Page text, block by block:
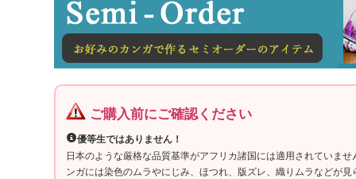
ご購入前にご確認ください
優等生ではありません！
日本のような厳格な品質基準がアフリカ諸国には適用されていま
ンガには染色のムラやにじみ、ほつれ、版ズレ、織りムラなどが